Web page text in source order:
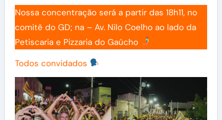
Nossa concentração será a partir das 18h11, no
comitê do GD; na – Av. Nilo Coelho ao lado da
Petiscaria e Pizzaria do Gaúcho
Todos convidados